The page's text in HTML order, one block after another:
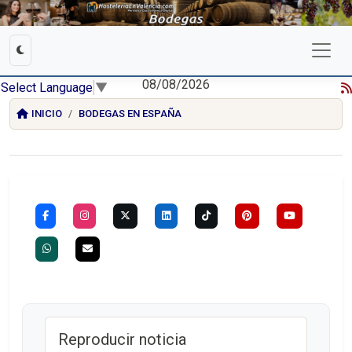
Select Language ▼ 08/08/2026
INICIO BODEGAS EN ESPAÑA
Reproducir noticia